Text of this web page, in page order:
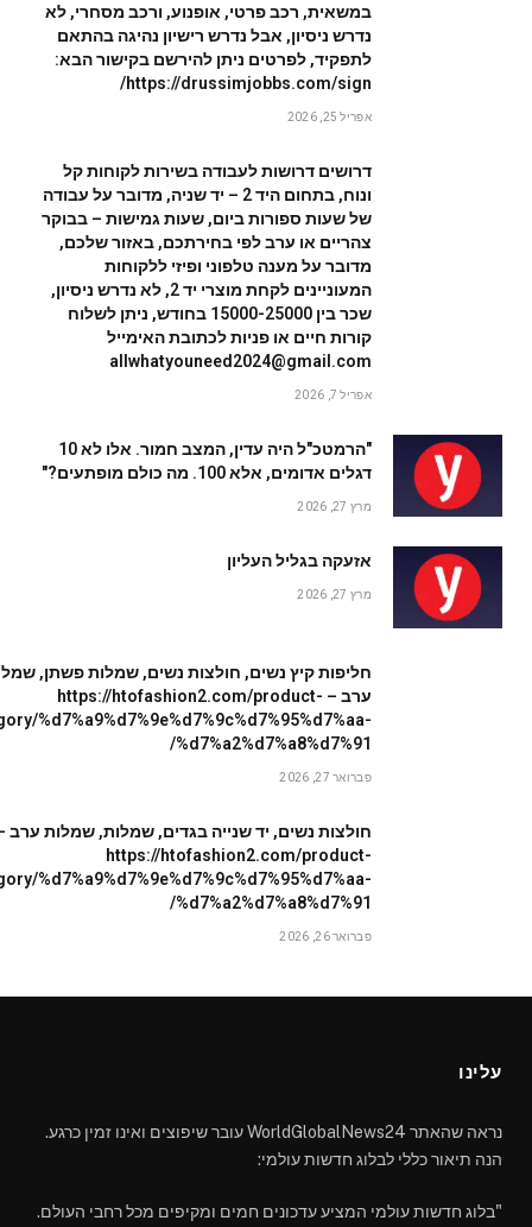
במשאית, רכב פרטי, אופנוע, ורכב מסחרי, לא
נדרש ניסיון, אבל נדרש רישיון נהיגה בהתאם
לתפקיד, לפרטים ניתן להירשם בקישור הבא:
https://drussimjobbs.com/sign/
אפריל 25, 2026
דרושים דרושות לעבודה בשירות לקוחות קל
ונוח, בתחום היד 2 – יד שניה, מדובר על עבודה
של שעות ספורות ביום, שעות גמישות – בבוקר
צהריים או ערב לפי בחירתכם, באזור שלכם,
מדובר על מענה טלפוני ופיזי ללקוחות
המעוניינים לקחת מוצרי יד 2, לא נדרש ניסיון,
שכר בין 15000-25000 בחודש, ניתן לשלוח
קורות חיים או פניות לכתובת האימייל
allwhatyouneed2024@gmail.com
אפריל 7, 2026
"הרמטכ"ל היה עדין, המצב חמור. אלו לא 10
דגלים אדומים, אלא 100. מה כולם מופתעים?"
מרץ 27, 2026
אזעקה בגליל העליון
מרץ 27, 2026
חליפות קיץ נשים, חולצות נשים, שמלות פשתן,
ערב – https://htofashion2.com/product-
%d7%a9%d7%9e%d7%9c%d7%95%d7%aa-
%d7%a2%d7%a8%d7%91/
פברואר 27, 2026
חולצות נשים, יד שנייה בגדים, שמלות, שמלות ערב
https://htofashion2.com/product-
%d7%a9%d7%9e%d7%9c%d7%95%d7%aa-
%d7%a2%d7%a8%d7%91/
פברואר 26, 2026
עלינו
נראה שהאתר WorldGlobalNews24 עובר שיפוצים ואינו זמין כרגע.
הנה תיאור כללי לבלוג חדשות עולמי:
"בלוג חדשות עולמי המציע עדכונים חמים ומקיפים מכל רחבי העולם.